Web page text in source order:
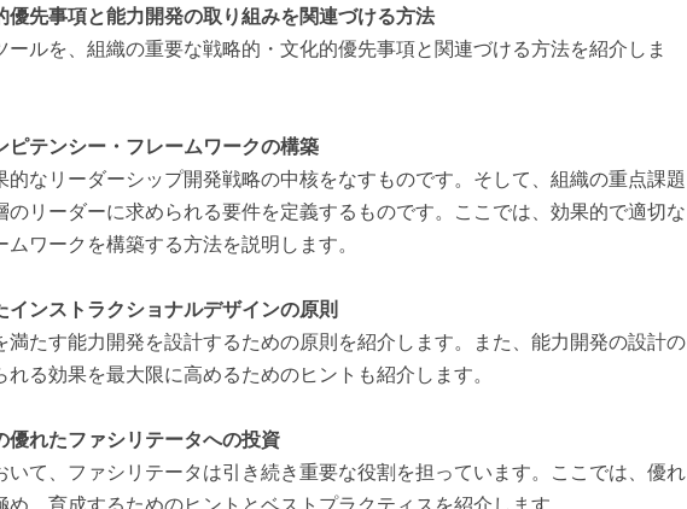
先事項と能力開発の取り組みを関連づける方法
ールを、組織の重要な戦略的・文化的優先事項と関連づける方法を紹介しま
テンシー・フレームワークの構築
的なリーダーシップ開発戦略の中核をなすものです。そして、組織の重点課題
のリーダーに求められる要件を定義するものです。ここでは、効果的で適切な
ワークを構築する方法を説明します。
ンストラクショナルデザインの原則
満たす能力開発を設計するための原則を紹介します。また、能力開発の設計の
る効果を最大限に高めるためのヒントも紹介します。
れたファシリテータへの投資
いて、ファシリテータは引き続き重要な役割を担っています。ここでは、優れ
、育成するためのヒントとベストプラクティスを紹介します。